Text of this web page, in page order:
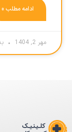
ادامه مطلب »
مهر 2, 1404